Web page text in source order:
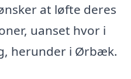
at løfte deres
uanset hvor i
herunder i Ørbæk.